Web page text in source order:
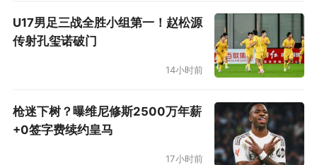
U17男足三战全胜小组第一！赵松源
传射孔玺诺破门
14小时前
枪迷下树？曝维尼修斯2500万年薪
+0签字费续约皇马
17小时前